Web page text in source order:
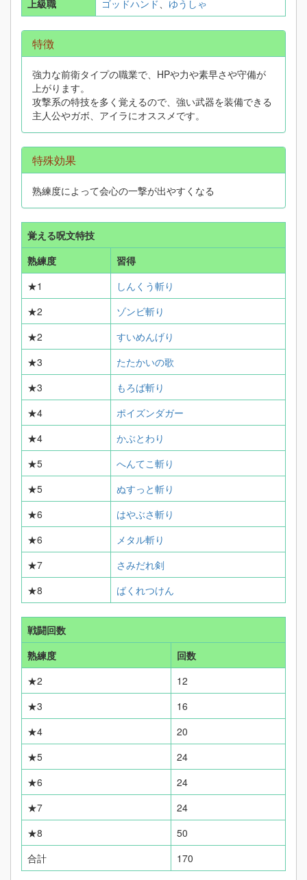
上級職
ゴッドハンド、 ゆうしゃ
特徴
強力な前衛タイプの職業で、HPや力や素早さや守備が
上がります。
攻撃系の特技を多く覚えるので、強い武器を装備できる
主人公やガボ、アイラにオススメです。
特殊効果
熟練度によって会心の一撃が出やすくなる
覚える呪文特技
熟練度
習得
★1
しんくう斬り
★2
ゾンビ斬り
★2
すいめんげり
★3
たたかいの歌
★3
もろば斬り
★4
ポイズンダガー
★4
かぶとわり
★5
へんてこ斬り
★5
ぬすっと斬り
★6
はやぶさ斬り
★6
メタル斬り
★7
さみだれ剣
★8
ばくれつけん
戦闘回数
熟練度
回数
★2
12
★3
16
★4
20
★5
24
★6
24
★7
24
★8
50
合計
170